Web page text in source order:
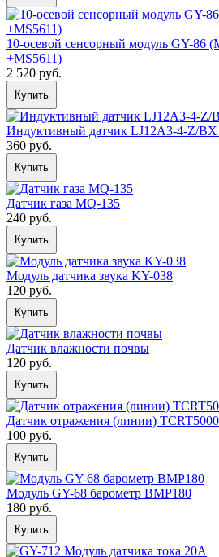
10-осевой сенсорный модуль GY-86
+MS5611)
2 520 руб.
Купить
Индуктивный датчик LJ12A3-4-Z/
360 руб.
Купить
Датчик газа MQ-135
240 руб.
Купить
Модуль датчика звука KY-038
120 руб.
Купить
Датчик влажности почвы
120 руб.
Купить
Датчик отражения (линии) TCRT5000
100 руб.
Купить
Модуль GY-68 барометр BMP180
180 руб.
Купить